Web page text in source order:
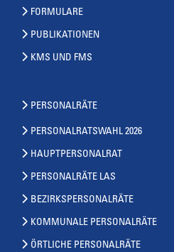
FORMULARE
PUBLIKATIONEN
KMS UND FMS
PERSONALRÄTE
PERSONALRATSWAHL 2026
HAUPTPERSONALRAT
PERSONALRÄTE LAS
BEZIRKSPERSONALRÄTE
KOMMUNALE PERSONALRÄTE
ÖRTLICHE PERSONALRÄTE